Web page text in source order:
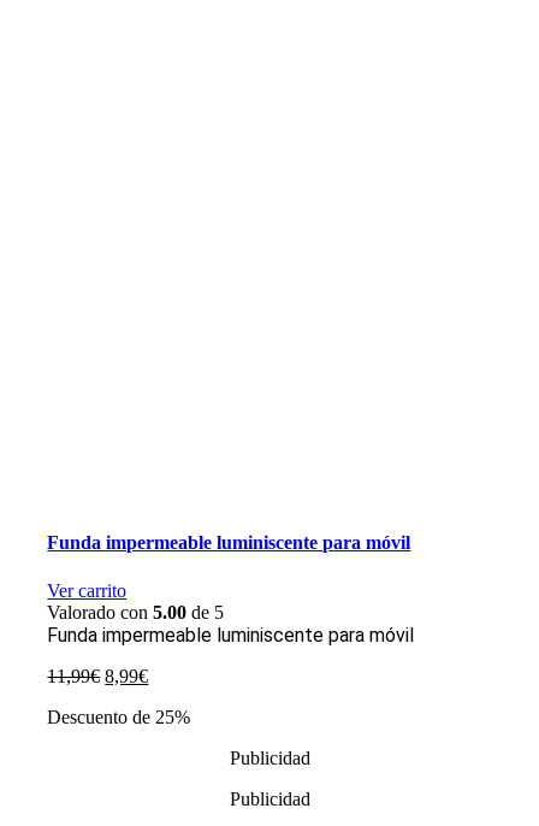
Funda impermeable luminiscente para móvil
Ver carrito
Valorado con5.00 de 5
Funda impermeable luminiscente para móvil
11,99€ El
original
8,99€El
actual
Descuento de 25%
Publicidad
Publicidad